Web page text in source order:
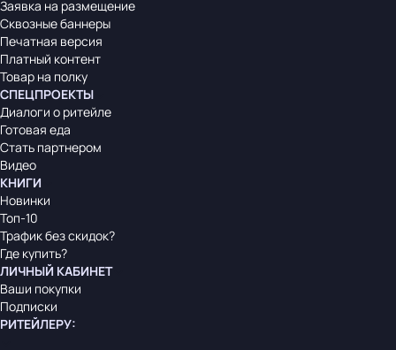
Заявка на размещение
Сквозные баннеры
Печатная версия
Платный контент
Товар на полку
СПЕЦПРОЕКТЫ
Диалоги о ритейле
Готовая еда
Стать партнером
Видео
КНИГИ
Новинки
Топ-10
Трафик без скидок?
Где купить?
ЛИЧНЫЙ КАБИНЕТ
Ваши покупки
Подписки
РИТЕЙЛЕРУ: